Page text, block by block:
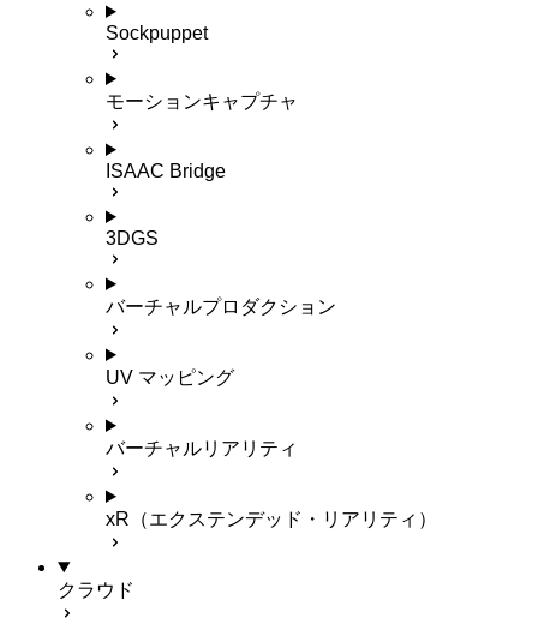
Sockpuppet
モーションキャプチャ
ISAAC Bridge
3DGS
バーチャルプロダクション
UV マッピング
バーチャルリアリティ
xR（エクステンデッド・リアリティ）
クラウド